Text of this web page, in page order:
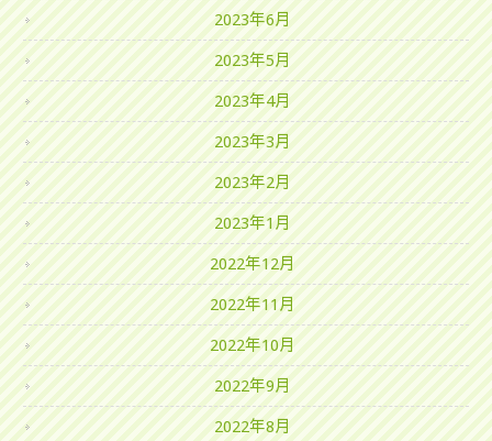
2023年6月
2023年5月
2023年4月
2023年3月
2023年2月
2023年1月
2022年12月
2022年11月
2022年10月
2022年9月
2022年8月